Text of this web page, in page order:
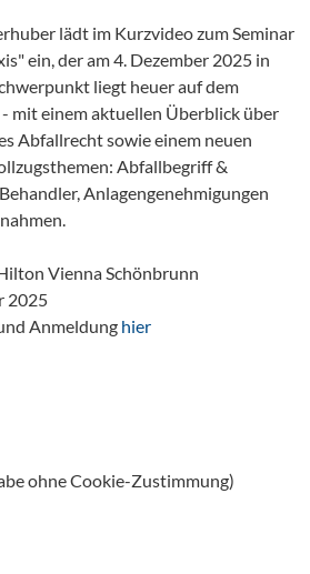
lädt im Kurzvideo zum Seminar
ein, der am 4. Dezember 2025 in
liegt heuer auf dem
mit einem aktuellen Überblick über
Abfallrecht sowie einem neuen
Abfallbegriff &
Anlagengenehmigungen
Vienna Schönbrunn
2025
Anmeldung hier
ohne Cookie-Zustimmung)